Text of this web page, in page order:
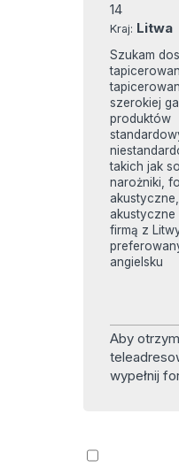
14
Kraj: Litwa
Szukam
szerokiej
produktów
takich jak
narożniki,
akustyczne
firmą z
angielsku
Aby
wypełnij